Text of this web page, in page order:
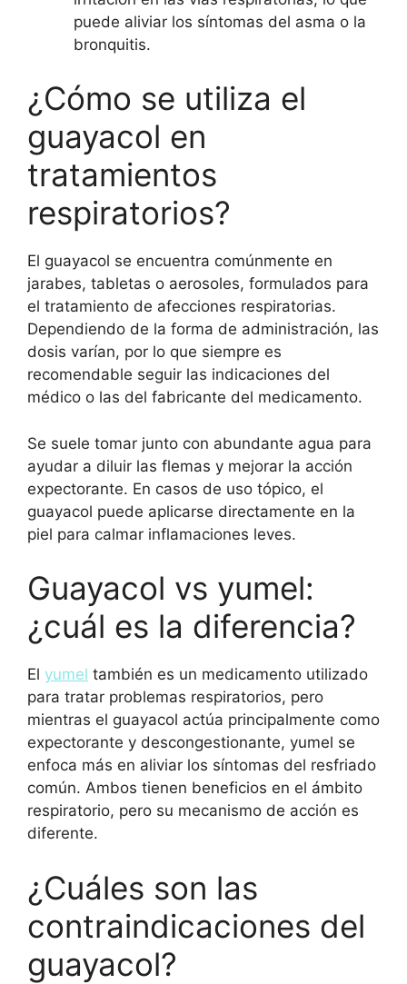
puede aliviar los síntomas del asma o la
bronquitis.
¿Cómo se utiliza el
guayacol en
tratamientos
respiratorios?
El guayacol se encuentra comúnmente en
jarabes, tabletas o aerosoles, formulados para
el tratamiento de afecciones respiratorias.
Dependiendo de la forma de administración, las
dosis varían, por lo que siempre es
recomendable seguir las indicaciones del
médico o las del fabricante del medicamento.
Se suele tomar junto con abundante agua para
ayudar a diluir las flemas y mejorar la acción
expectorante. En casos de uso tópico, el
guayacol puede aplicarse directamente en la
piel para calmar inflamaciones leves.
Guayacol vs yumel:
¿cuál es la diferencia?
El yumel también es un medicamento utilizado
para tratar problemas respiratorios, pero
mientras el guayacol actúa principalmente como
expectorante y descongestionante, yumel se
enfoca más en aliviar los síntomas del resfriado
común. Ambos tienen beneficios en el ámbito
respiratorio, pero su mecanismo de acción es
diferente.
¿Cuáles son las
contraindicaciones del
guayacol?